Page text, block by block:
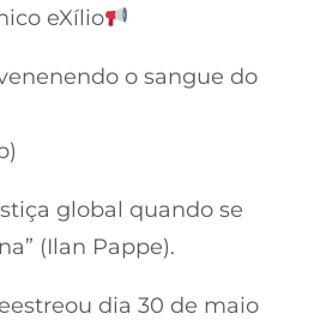
eXílio
o sangue do
global quando se
(Ilan Pappe).
dia 30 de maio